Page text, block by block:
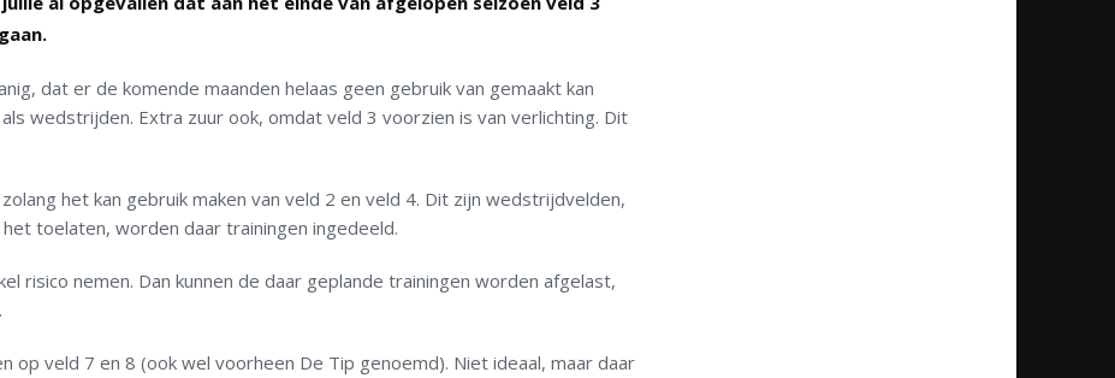
dat er de komende maanden helaas geen gebruik van gemaakt kan
wedstrijden. Extra zuur ook, omdat veld 3 voorzien is van verlichting. Dit
het kan gebruik maken van veld 2 en veld 4. Dit zijn wedstrijdvelden,
toelaten, worden daar trainingen ingedeeld.
risico nemen. Dan kunnen de daar geplande trainingen worden afgelast,
op veld 7 en 8 (ook wel voorheen De Tip genoemd). Niet ideaal, maar daar